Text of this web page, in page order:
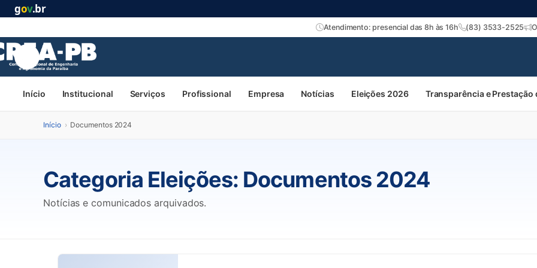
gov.br
Atendimento: presencial das 8h às 16h (83) 3533-2525
Início Institucional Serviços Profissional Empresa Notícias Eleições 2026 Transparência e Prestação
Início › Documentos 2024
Categoria Eleições: Documentos 2024
Notícias e comunicados arquivados.